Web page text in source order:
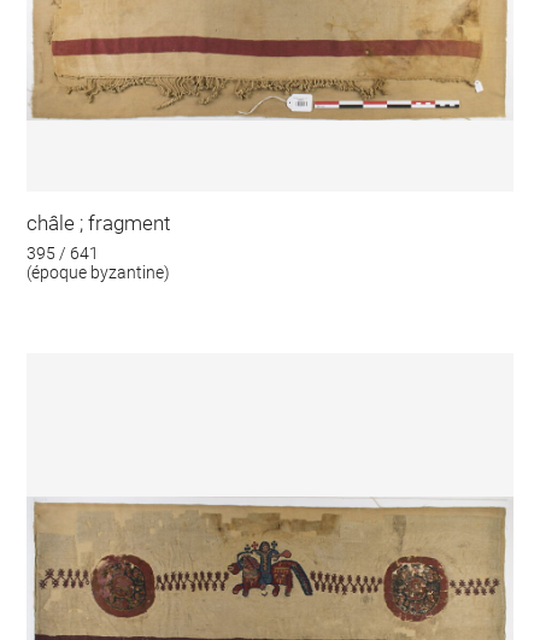
châle ; fragment
395 / 641
(époque byzantine)